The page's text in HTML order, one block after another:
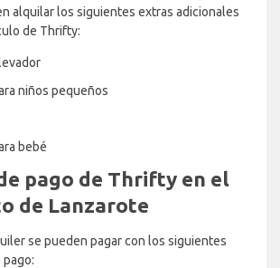
alquilar los siguientes extras adicionales
de Thrifty:
niños pequeños
bebé
pago de Thrifty en el
de Lanzarote
se pueden pagar con los siguientes